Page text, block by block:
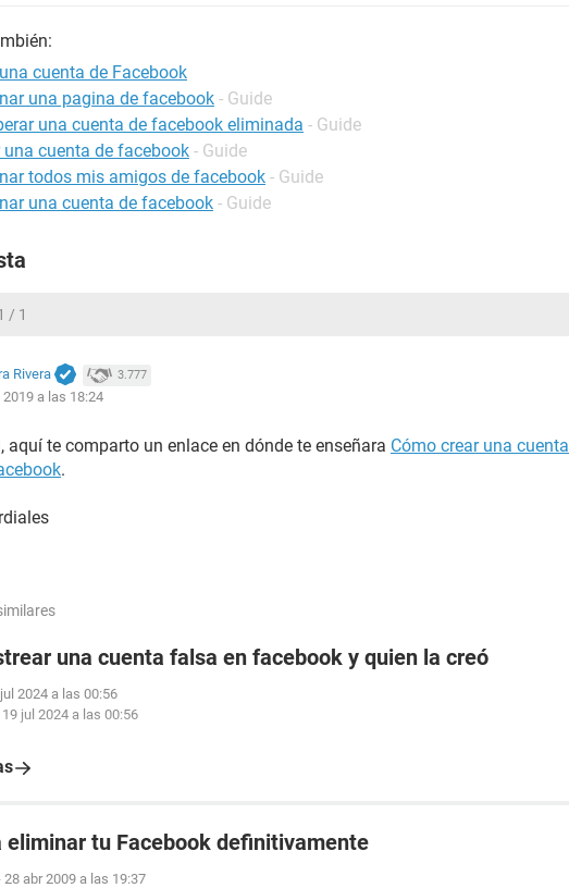
cuenta de Facebook
una pagina de facebook - Guide
una cuenta de facebook eliminada - Guide
una cuenta de facebook - Guide
todos mis amigos de facebook - Guide
una cuenta de facebook - Guide
/ 1
Rivera 3.777
2019 a las 18:24
aquí te comparto un enlace en dónde te enseñara Cómo crear una cuenta
.
una cuenta falsa en facebook y quien la creó
2024 a las 00:56
19 jul 2024 a las 00:56
eliminar tu Facebook definitivamente
28 abr 2009 a las 19:37